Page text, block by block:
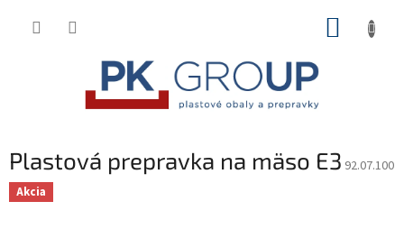
Plastová prepravka na mäso E3 92.07.100
Akcia